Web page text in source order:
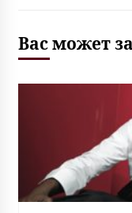
Вас может